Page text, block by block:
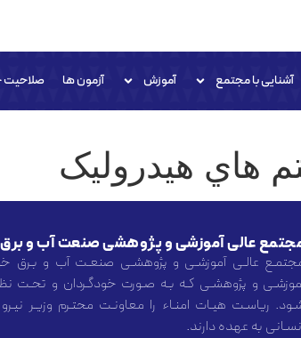
آشنایی با مجتمع آموزش آزمون ها صلاحیت
هاي هيدروليک
عالی آموزشی و پژوهشی صنعت آب و
عالـی آموزشـی و پژوهشـی صنعـت آب و بـرق
و پژوهشـی کـه بـه صـورت خودگـردان و تحـت
ریاسـت هیـات امنـاء را معاونـت محتـرم وزیـر
به عهده دارند.